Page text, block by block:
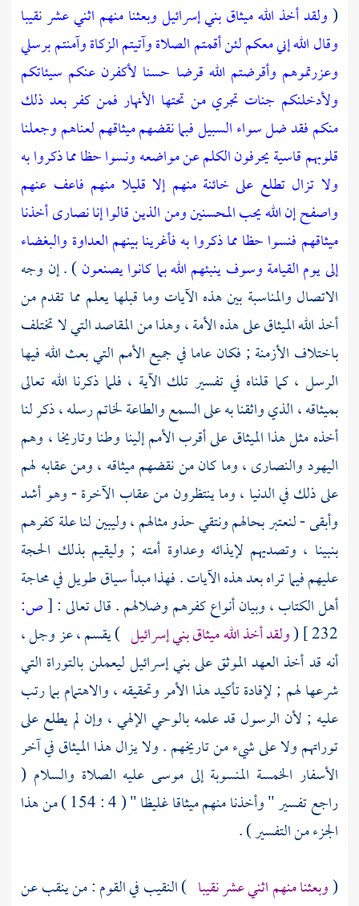
(ولقد أخذ الله ميثاق بني إسرائيل وبعثنا منهم اثني عشر نقيبا
وقال الله إني معكم لئن أقمتم الصلاة وآتيتم الزكاة وآمنتم برسلي
وعزرتموهم وأقرضتم الله قرضا حسنا لأكفرن عنكم سيئاتكم
ولأدخلنكم جنات تجري من تحتها الأنهار فمن كفر بعد ذلك
منكم فقد ضل سواء السبيلفبما نقضهم ميثاقهم لعناهم وجعلنا
قلوبهم قاسية يحرفون الكلم عن مواضعه ونسوا حظا مما ذكروا به
ولا تزال تطلع على خائنة منهم إلا قليلا منهم فاعف عنهم
واصفح إن الله يحب المحسنينومن الذين قالوا إنا نصارى أخذنا
ميثاقهم فنسوا حظا مما ذكروا به فأغرينا بينهم العداوة والبغضاء
إلى يوم القيامة وسوف ينبئهم الله بما كانوا يصنعون) . إن وجه
الاتصال والمناسبة بين هذه الآيات وما قبلها يعلم مما تقدم من
أخذ الله الميثاق على هذه الأمة ، وهذا من المقاصد التي لا تختلف
باختلاف الأزمنة ; فكان عاما في جميع الأمم التي بعث الله فيها
الرسل ، كما قلناه في تفسير تلك الآية ، فلما ذكرنا الله تعالى
بميثاقه ، الذي واثقنا به على السمع والطاعة لخاتم رسله ، ذكر لنا
أخذه مثل هذا الميثاق على أقرب الأمم إلينا وطنا وتاريخا ، وهم
اليهودوالنصارى، وما كان من نقضهم ميثاقه ، ومن عقابه لهم
على ذلك في الدنيا ، وما ينتظرون من عقاب الآخرة - وهو أشد
وأبقى - لنعتبر بحالهم ونتقي حذو مثالهم ، وليبين لنا علة كفرهم
بنبينا ، وتصديهم لإيذائه وعداوة أمته ; وليقيم بذلك الحجة
عليهم فيما تراه بعد هذه الآيات . فهذا مبدأ سياق طويل في محاجة
أهل الكتاب، وبيان أنواع كفرهم وضلالهم . قال تعالى :[ص:
232 ]
(ولقد أخذ الله ميثاق بني إسرائيل ) يقسم ، عز وجل ،
أنه قد أخذ العهد الموثق علىبني إسرائيلليعملن بالتوراة التي
شرعها لهم ; لإفادة تأكيد هذا الأمر وتحقيقه ، والاهتمام بما رتب
عليه ; لأن الرسول قد علمه بالوحي الإلهي ، وإن لم يطلع على
توراتهم ولا على شيء من تاريخهم . ولا يزال هذا الميثاق في آخر
الأسفار الخمسة المنسوبة إلى موسى عليه الصلاة والسلام (
راجع تفسير " وأخذنا منهم ميثاقا غليظا " ( 4 : 154 ) من هذا
الجزء من التفسير ) .
(وبعثنا منهم اثني عشر نقيبا ) النقيب في القوم : من ينقب عن